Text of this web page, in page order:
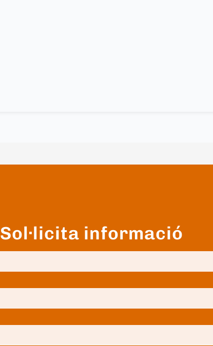
Sol·licita informació